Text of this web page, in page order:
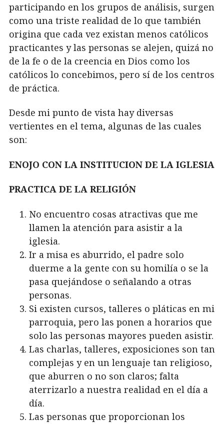
participando en los grupos de análisis, surgen
como una triste realidad de lo que también
origina que cada vez existan menos católicos
practicantes y las personas se alejen, quizá no
de la fe o de la creencia en Dios como los
católicos lo concebimos, pero sí de los centros
de práctica.
Desde mi punto de vista hay diversas
vertientes en el tema, algunas de las cuales
son:
ENOJO CON LA INSTITUCION DE LA IGLESIA
PRACTICA DE LA RELIGIÓN
No encuentro cosas atractivas que me
llamen la atención para asistir a la
iglesia.
Ir a misa es aburrido, el padre solo
duerme a la gente con su homilía o se la
pasa quejándose o señalando a otras
personas.
Si existen cursos, talleres o pláticas en mi
parroquia, pero las ponen a horarios que
solo las personas mayores pueden asistir.
Las charlas, talleres, exposiciones son tan
complejas y en un lenguaje tan religioso,
que aburren o no son claros; falta
aterrizarlo a nuestra realidad en el día a
día.
Las personas que proporcionan los